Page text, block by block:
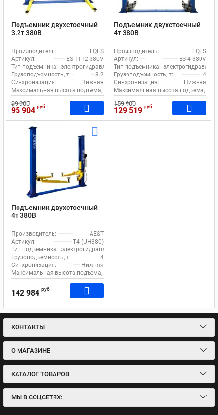
Подъемник двухстоечный
3.2т 380В
электрогидравлический с
нижней синхронизацией
EQFS ES-1112 380V Bucher
Hydraulics
Производитель:
EQFS
Артикул:
ES-1112 380V
Тип подъемника: электрогидравлический
Грузоподъемность, т:
3.2
Синхронизация:
Нижняя
Максимальная высота подъема, мм:
1920
99 900
95 904 руб
Подъемник двухстоечный
4т 380В
электрогидравлический с
нижней синхронизацией
EQFS ES-4 380V
Производитель:
EQFS
Артикул:
ES-4 380V
Тип подъемника:
Грузоподъемность, т:
4
Синхронизация:
Нижняя
Максимальная высота подъема, мм:
159 900
129 519 руб
Подъемник двухстоечный
4т 380В
электрогидравлический с
нижней синхронизацией
AE&T T4 (UH380)
Производитель:
AE&T
Артикул:
T4 (UH380)
Тип подъемника: электрогидравлический
Грузоподъемность, т:
4
Синхронизация:
Нижняя
Максимальная высота подъема, мм:
142 984 руб
КОНТАКТЫ
О МАГАЗИНЕ
КАТАЛОГ ТОВАРОВ
МЫ В СОЦСЕТЯХ: